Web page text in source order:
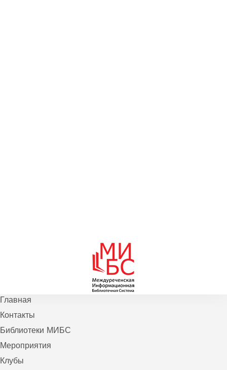
Главная
Контакты
Библиотеки МИБС
Мероприятия
Клубы